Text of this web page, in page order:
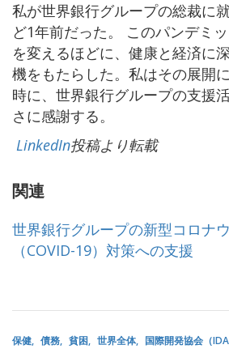
私が世界銀行グループの総裁に
ど1年前だった。 このパンデミ
を変えるほどに、健康と経済に
機をもたらした。私はその展開
時に、世界銀行グループの支援
さに感謝する。
LinkedIn投稿より転載
関連
世界銀行グループの新型コロナ
（COVID-19）対策への支援
保健 債務 貧困 世界全体
国際開発協会（IDA